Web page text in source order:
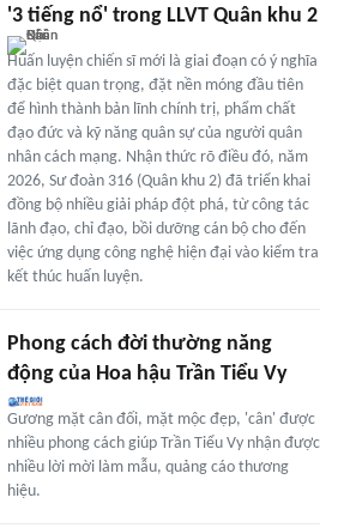
'3 tiếng nổ' trong LLVT Quân khu 2
Huấn luyện chiến sĩ mới là giai đoạn có ý nghĩa
đặc biệt quan trọng, đặt nền móng đầu tiên
để hình thành bản lĩnh chính trị, phẩm chất
đạo đức và kỹ năng quân sự của người quân
nhân cách mạng. Nhận thức rõ điều đó, năm
2026, Sư đoàn 316 (Quân khu 2) đã triển khai
đồng bộ nhiều giải pháp đột phá, từ công tác
lãnh đạo, chỉ đạo, bồi dưỡng cán bộ cho đến
việc ứng dụng công nghệ hiện đại vào kiểm tra
kết thúc huấn luyện.
Phong cách đời thường năng
động của Hoa hậu Trần Tiểu Vy
Gương mặt cân đối, mặt mộc đẹp, 'cân' được
nhiều phong cách giúp Trần Tiểu Vy nhận được
nhiều lời mời làm mẫu, quảng cáo thương
hiệu.